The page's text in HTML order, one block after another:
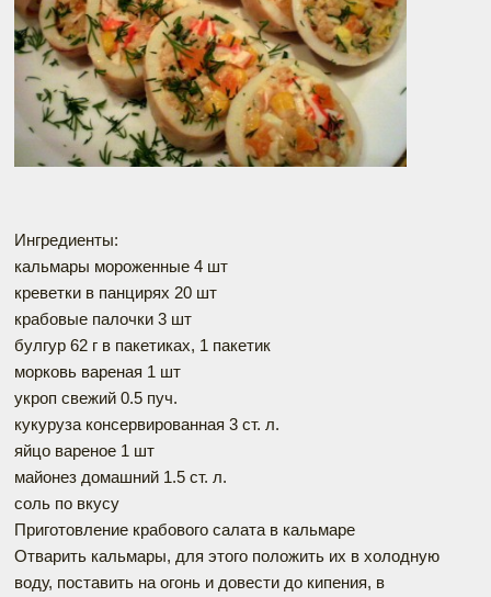
Ингредиенты:
кальмары мороженные 4 шт
креветки в панцирях 20 шт
крабовые палочки 3 шт
булгур 62 г в пакетиках, 1 пакетик
морковь вареная 1 шт
укроп свежий 0.5 пуч.
кукуруза консервированная 3 ст. л.
яйцо вареное 1 шт
майонез домашний 1.5 ст. л.
соль по вкусу
Приготовление крабового салата в кальмаре
Отварить кальмары, для этого положить их в холодную
воду, поставить на огонь и довести до кипения, в